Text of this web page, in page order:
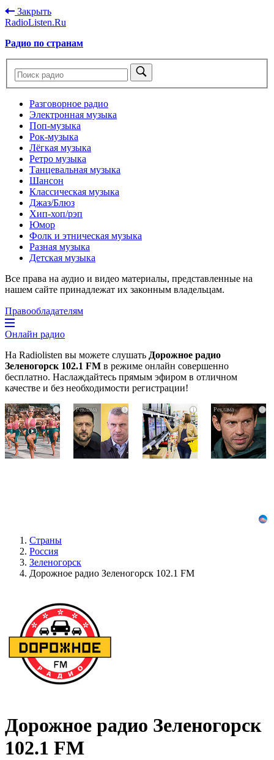
Закрыть
RadioListen.Ru
Радио по странам
Разговорное радио
Электронная музыка
Поп-музыка
Рок-музыка
Лёгкая музыка
Ретро музыка
Танцевальная музыка
Шансон
Классическая музыка
Джаз/Блюз
Хип-хоп/рэп
Юмор
Фолк и этническая музыка
Разная музыка
Детская музыка
Все права на аудио и видео материалы, представленные на
нашем сайте принадлежат их законным владельцам.
Правообладателям
Онлайн радио
На Radiolisten вы можете слушать Дорожное радио
Зеленогорск 102.1 FM в режиме онлайн совершенно
бесплатно. Наслаждайтесь прямым эфиром в отличном
качестве и без необходимости регистрации!
i
Ржу
переставая,
это
видео
i
Публичный
удар
Зеленскому
Кличко:
i
Почему
сможете
вернуть
i
Страны
Россия
Зеленогорск
Дорожное радио Зеленогорск 102.1 FM
Дорожное радио Зеленогорск
102.1 FM